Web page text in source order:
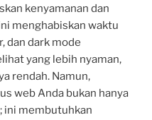
kenyamanan dan
menghabiskan waktu
dan dark mode
yang lebih nyaman,
rendah. Namun,
web Anda bukan hanya
ini membutuhkan